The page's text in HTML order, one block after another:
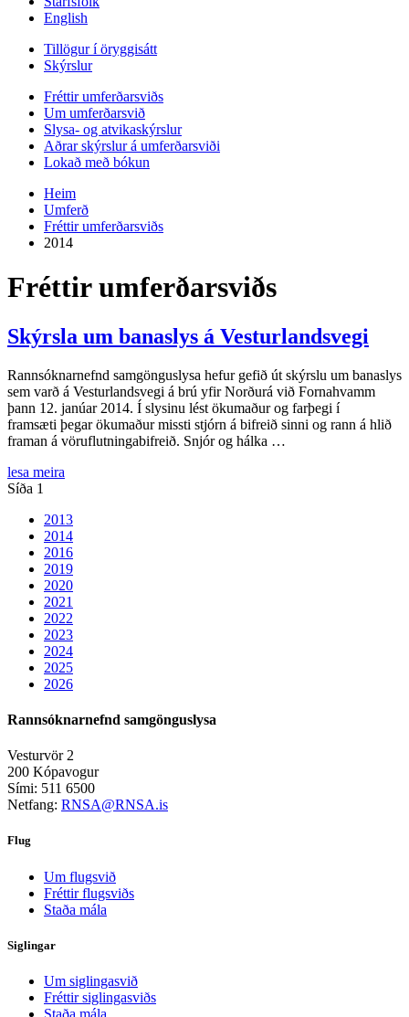
English
Tillögur í öryggisátt
Skýrslur
Fréttir umferðarsviðs
Um umferðarsvið
Slysa- og atvikaskýrslur
Aðrar skýrslur á umferðarsviði
Lokað með bókun
Heim
Umferð
Fréttir umferðarsviðs
2014
Fréttir umferðarsviðs
Skýrsla um banaslys á Vesturlandsvegi
Rannsóknarnefnd samgönguslysa hefur gefið út skýrslu um banaslys
sem varð á Vesturlandsvegi á brú yfir Norðurá við Fornahvamm
þann 12. janúar 2014. Í slysinu lést ökumaður og farþegi í
framsæti þegar ökumaður missti stjórn á bifreið sinni og rann á hlið
framan á vöruflutningabifreið. Snjór og hálka …
lesa meira
Síða 1
2013
2014
2016
2019
2020
2021
2022
2023
2024
2025
2026
Rannsóknarnefnd samgönguslysa
Vesturvör 2
200 Kópavogur
Sími: 511 6500
Netfang: RNSA@RNSA.is
Flug
Um flugsvið
Fréttir flugsviðs
Staða mála
Siglingar
Um siglingasvið
Fréttir siglingasviðs
Staða mála